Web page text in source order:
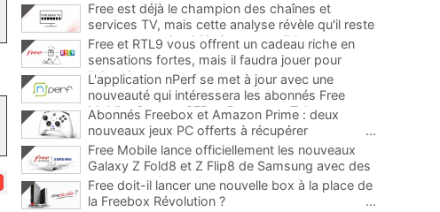
Free est déjà le champion des chaînes et
services TV, mais cette analyse révèle qu'il reste
encore au moins 141 ajouts possibles
Free et RTL9 vous offrent un cadeau riche en
sensations fortes, mais il faudra jouer pour
l'obtenir
L'application nPerf se met à jour avec une
nouveauté qui intéressera les abonnés Free
Mobile, Orange, SFR et Bouygues Telecom
Abonnés Freebox et Amazon Prime : deux
nouveaux jeux PC offerts à récupérer
...
Free Mobile lance officiellement les nouveaux
Galaxy Z Fold8 et Z Flip8 de Samsung avec des
promos et des cadeaux
...
Free doit-il lancer une nouvelle box à la place de
la Freebox Révolution ?
...